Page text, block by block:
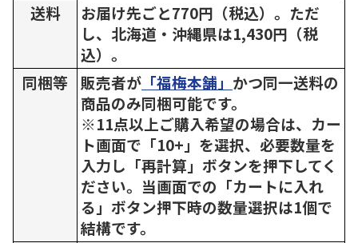
送料
お届け先ごと770円（税込）。ただ
し、北海道・沖縄県は1,430円（税
込）。
同梱等
販売者が 「福梅本舗」 かつ同一送料の
商品のみ同梱可能です。
※11点以上ご購入希望の場合は、カー
ト画面で「10+」を選択、必要数量を
入力し「再計算」ボタンを押下してく
ださい。当画面での「カートに入れ
る」ボタン押下時の数量選択は1個で
結構です。